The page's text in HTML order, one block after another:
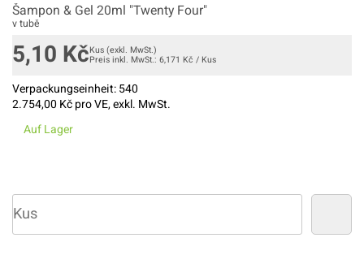
Šampon & Gel 20ml "Twenty Four"
v tubě
5,10 KčKus (exkl. MwSt.)
Preis inkl. MwSt.: 6,171 Kč / Kus
Verpackungseinheit:540
2.754,00 Kč pro VE, exkl. MwSt.
Auf Lager